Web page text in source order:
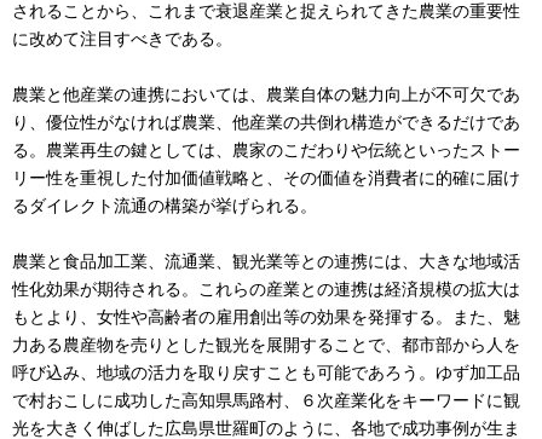
されることから、これまで衰退産業と捉えられてきた農業の重要性
に改めて注目すべきである。
農業と他産業の連携においては、農業自体の魅力向上が不可欠であ
り、優位性がなければ農業、他産業の共倒れ構造ができるだけであ
る。農業再生の鍵としては、農家のこだわりや伝統といったストー
リー性を重視した付加価値戦略と、その価値を消費者に的確に届け
るダイレクト流通の構築が挙げられる。
農業と食品加工業、流通業、観光業等との連携には、大きな地域活
性化効果が期待される。これらの産業との連携は経済規模の拡大は
もとより、女性や高齢者の雇用創出等の効果を発揮する。また、魅
力ある農産物を売りとした観光を展開することで、都市部から人を
呼び込み、地域の活力を取り戻すことも可能であろう。ゆず加工品
で村おこしに成功した高知県馬路村、６次産業化をキーワードに観
光を大きく伸ばした広島県世羅町のように、各地で成功事例が生ま